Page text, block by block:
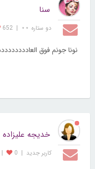
سنا
دو ستاره ⋆⋆ |
652
نونا جونم فوق
خدیجه علیزاده
کاربر جديد |
0
|